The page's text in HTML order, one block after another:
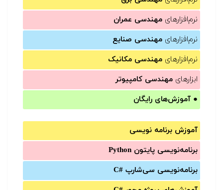
نرم‌افزارهای مهندسی عمران
نرم‌افزارهای مهندسی صنایع
نرم‌افزارهای مهندسی مکانیک
ابزارهای مهندسی کامپیوتر
● آموزش‌های رایگان
آموزش برنامه نویسی
برنامه‌نویسی پایتون Python
برنامه‌‌نویسی سی‌شارپ C#‎